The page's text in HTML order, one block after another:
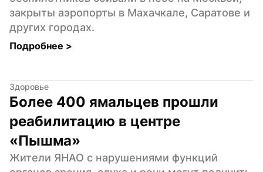
закрыты аэропорты в Махачкале, Саратове и
других городах.
Подробнее >
Здоровье
Более 400 ямальцев прошли
реабилитацию в центре
«Пышма»
Жители ЯНАО с нарушениями функций